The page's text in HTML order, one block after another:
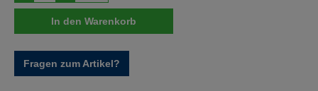
In den Warenkorb
Fragen zum Artikel?